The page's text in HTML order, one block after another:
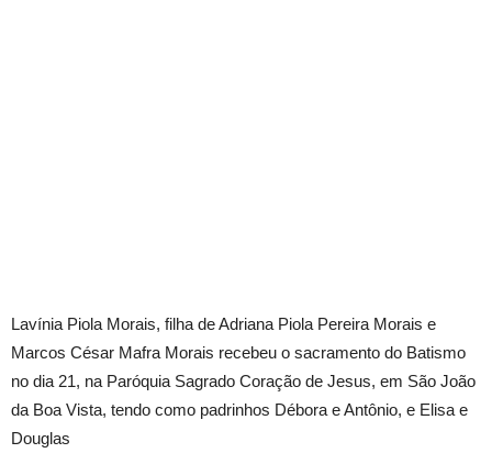
Lavínia Piola Morais, filha de Adriana Piola Pereira Morais e
Marcos César Mafra Morais recebeu o sacramento do Batismo
no dia 21, na Paróquia Sagrado Coração de Jesus, em São João
da Boa Vista, tendo como padrinhos Débora e Antônio, e Elisa e
Douglas